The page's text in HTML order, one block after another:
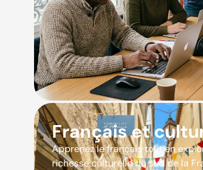
Français et
Apprenez le français tout en
richesse culturelle du sud de la